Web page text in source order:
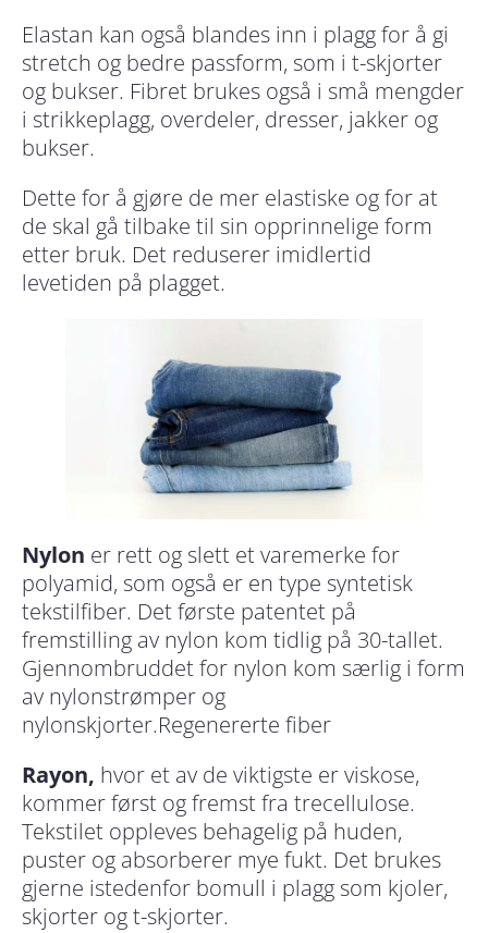
Elastan kan også blandes inn i plagg for å gi
stretch og bedre passform, som i t-skjorter
og bukser. Fibret brukes også i små mengder
i strikkeplagg, overdeler, dresser, jakker og
bukser.
Dette for å gjøre de mer elastiske og for at
de skal gå tilbake til sin opprinnelige form
etter bruk. Det reduserer imidlertid
levetiden på plagget.
Nylon er rett og slett et varemerke for
polyamid, som også er en type syntetisk
tekstilfiber. Det første patentet på
fremstilling av nylon kom tidlig på 30-tallet.
Gjennombruddet for nylon kom særlig i form
av nylonstrømper og
nylonskjorter.Regenererte fiber
Rayon, hvor et av de viktigste er viskose,
kommer først og fremst fra trecellulose.
Tekstilet oppleves behagelig på huden,
puster og absorberer mye fukt. Det brukes
gjerne istedenfor bomull i plagg som kjoler,
skjorter og t-skjorter.